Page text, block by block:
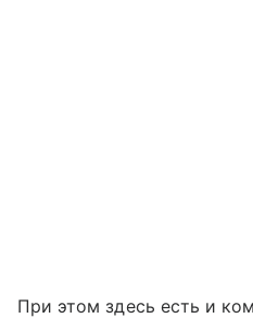
При этом здесь есть и